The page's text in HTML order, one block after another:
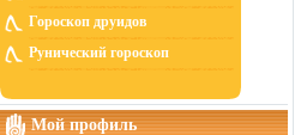
Гороскоп друидов
Рунический гороскоп
Мой профиль